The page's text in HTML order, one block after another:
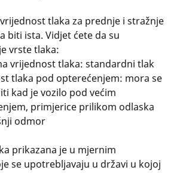
tlaka za prednje i stražnje
biti ista. Vidjet ćete da su
vrste tlaka:
vrijednost tlaka: standardni tlak
tlaka pod opterećenjem: mora se
kad je vozilo pod većim
primjerice prilikom odlaska
odmor
prikazana je u mjernim
se upotrebljavaju u državi u kojoj